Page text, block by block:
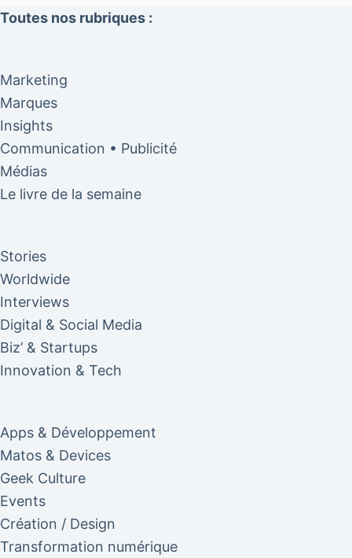
Toutes nos rubriques :
Marketing
Marques
Insights
Communication • Publicité
Médias
Le livre de la semaine
Stories
Worldwide
Interviews
Digital & Social Media
Biz’ & Startups
Innovation & Tech
Apps & Développement
Matos & Devices
Geek Culture
Events
Création / Design
Transformation numérique